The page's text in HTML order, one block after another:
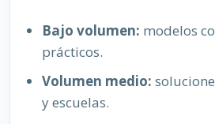
Bajo volumen: modelos
prácticos.
Volumen medio:
y escuelas.